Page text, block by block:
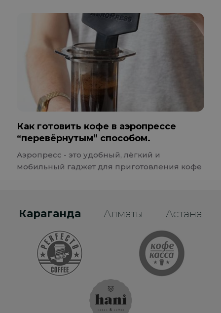
Как готовить кофе в аэропрессе
“перевёрнутым” способом.
Аэропресс - это удобный, лёгкий и
мобильный гаджет для приготовления кофе
Караганда Алматы Астана